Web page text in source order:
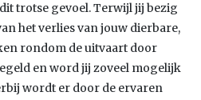
trotse gevoel. Terwijl jij bezig
het verlies van jouw dierbare,
rondom de uitvaart door
en word jij zoveel mogelijk
wordt er door de ervaren